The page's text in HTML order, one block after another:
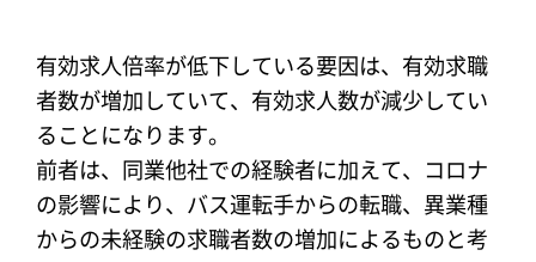
有効求人倍率が低下している要因は、有効求職
者数が増加していて、有効求人数が減少してい
ることになります。
前者は、同業他社での経験者に加えて、コロナ
の影響により、バス運転手からの転職、異業種
からの未経験の求職者数の増加によるものと考